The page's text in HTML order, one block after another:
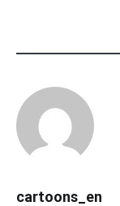
cartoons_en